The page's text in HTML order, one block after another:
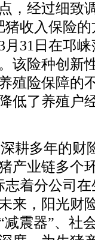
，经过细致
收入保险
31日在邛
该险种创新
殖险保障的
低了养殖户
耕多年的财
产业链多个
志着分公司
来，阳光财
震器”、社